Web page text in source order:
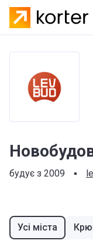
будує з 2009
Усі міста